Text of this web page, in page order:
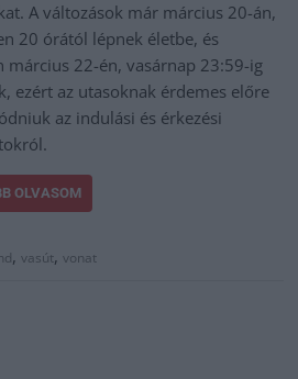
A változások már március 20-án,
20 órától lépnek életbe, és
március 22-én, vasárnap 23:59-ig
ezért az utasoknak érdemes előre
az indulási és érkezési
OLVASOM
, vasút, vonat